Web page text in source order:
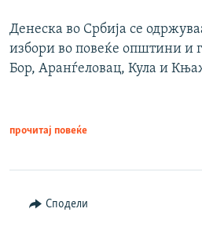
Денеска во Србија се
избори во повеќе општини и
Бор, Аранѓеловац, Кула и
прочитај повеќе
Сподели